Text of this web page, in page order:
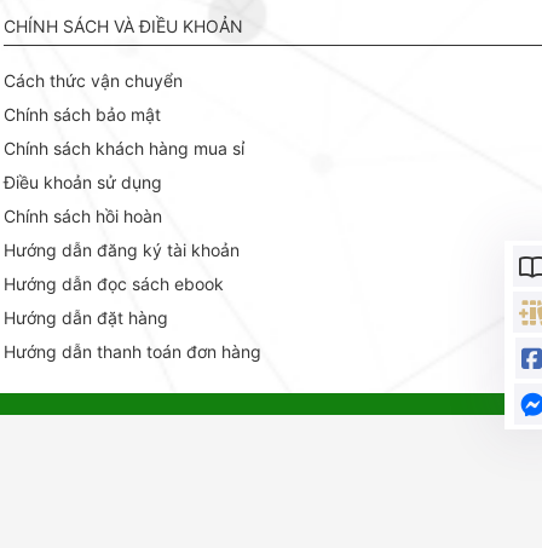
CHÍNH SÁCH VÀ ĐIỀU KHOẢN
Cách thức vận chuyển
Chính sách bảo mật
Chính sách khách hàng mua sỉ
Điều khoản sử dụng
Chính sách hồi hoàn
Hướng dẫn đăng ký tài khoản
Hướng dẫn đọc sách ebook
Hướng dẫn đặt hàng
Hướng dẫn thanh toán đơn hàng